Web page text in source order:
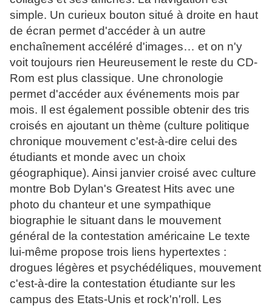
simple. Un curieux bouton situé à droite en haut
de écran permet d'accéder à un autre
enchaînement accéléré d'images… et on n'y
voit toujours rien Heureusement le reste du CD-
Rom est plus classique. Une chronologie
permet d'accéder aux événements mois par
mois. Il est également possible obtenir des tris
croisés en ajoutant un thème (culture politique
chronique mouvement c'est-à-dire celui des
étudiants et monde avec un choix
géographique). Ainsi janvier croisé avec culture
montre Bob Dylan's Greatest Hits avec une
photo du chanteur et une sympathique
biographie le situant dans le mouvement
général de la contestation américaine Le texte
lui-même propose trois liens hypertextes :
drogues légères et psychédéliques, mouvement
c'est-à-dire la contestation étudiante sur les
campus des Etats-Unis et rock'n'roll. Les